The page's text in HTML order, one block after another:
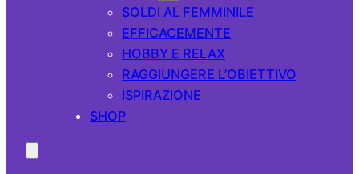
SOLDI AL FEMMINILE
EFFICACEMENTE
HOBBY E RELAX
RAGGIUNGERE L’OBIETTIVO
ISPIRAZIONE
SHOP